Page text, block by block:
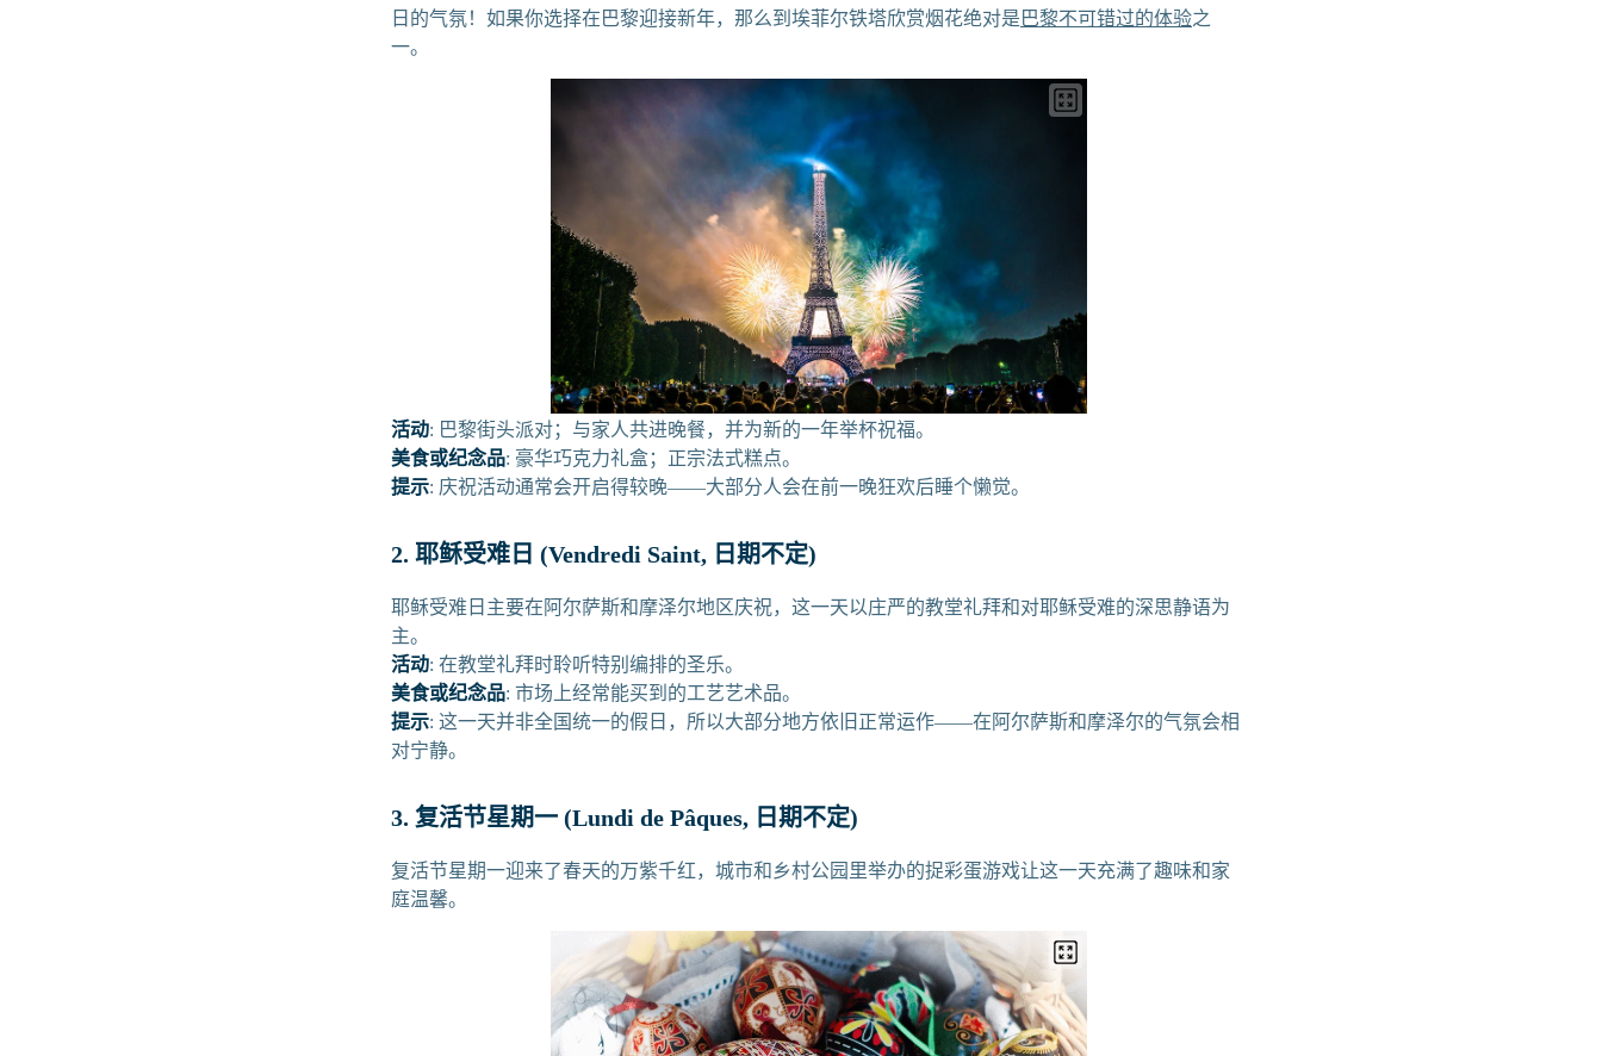
日的气氛！如果你选择在巴黎迎接新年，那么到埃菲尔铁塔欣赏烟花绝对是 巴黎不可错过的体验之
一。
活动: 巴黎街头派对；与家人共进晚餐，并为新的一年举杯祝福。
美食或纪念品: 豪华巧克力礼盒；正宗法式糕点。
提示: 庆祝活动通常会开启得较晚——大部分人会在前一晚狂欢后睡个懒觉。
2. 耶稣受难日 (Vendredi Saint, 日期不定)
耶稣受难日主要在阿尔萨斯和摩泽尔地区庆祝，这一天以庄严的教堂礼拜和对耶稣受难的深思静语为
主。
活动: 在教堂礼拜时聆听特别编排的圣乐。
美食或纪念品: 市场上经常能买到的工艺艺术品。
提示: 这一天并非全国统一的假日，所以大部分地方依旧正常运作——在阿尔萨斯和摩泽尔的气氛会相
对宁静。
3. 复活节星期一 (Lundi de Pâques, 日期不定)
复活节星期一迎来了春天的万紫千红，城市和乡村公园里举办的捉彩蛋游戏让这一天充满了趣味和家
庭温馨。